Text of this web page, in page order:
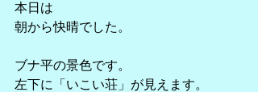
本日は
朝から快晴でした。
ブナ平の景色です。
左下に「いこい荘」が見えます。